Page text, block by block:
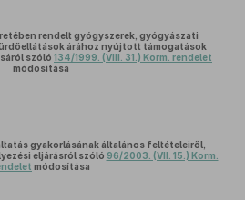
rendelt gyógyszerek, gyógyászati
árához nyújtott támogatások
szóló 134/1999. (VIII. 31.) Korm. rendelet
módosítása
gyakorlásának általános feltételeiről,
eljárásról szóló 96/2003. (VII. 15.) Korm.
módosítása